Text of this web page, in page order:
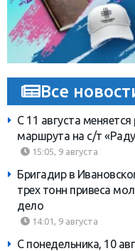
Все
С 11 августа
маршрута на с/т
15:05, 9 августа
Бригадир в
трех тонн привеса
дело
14:01, 9 августа
С понедельника, 10